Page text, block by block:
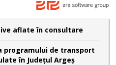
aflate în consultare
programului de transport
în Județul Argeș